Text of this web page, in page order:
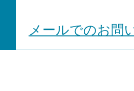
メールでのお問